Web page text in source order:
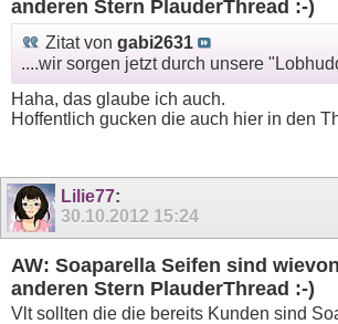
anderen Stern PlauderThread :-)
Zitat von gabi2631
....wir sorgen jetzt durch unsere
Haha, das glaube ich auch.
Hoffentlich gucken die auch hier in den
Lilie77:
30.10.2012 15:24
AW: Soaparella Seifen sind
anderen Stern PlauderThread :-)
Vlt sollten die die bereits Kunden sind